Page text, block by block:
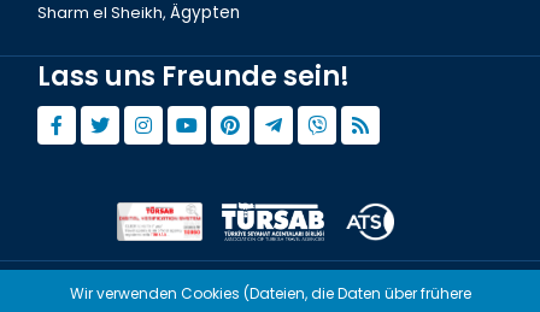
Sharm el Sheikh, Ägypten
Lass uns Freunde sein!
© Copyright 2015 - 2026,Tourwix.de
Wir verwenden Cookies (Dateien, die Daten über frühere